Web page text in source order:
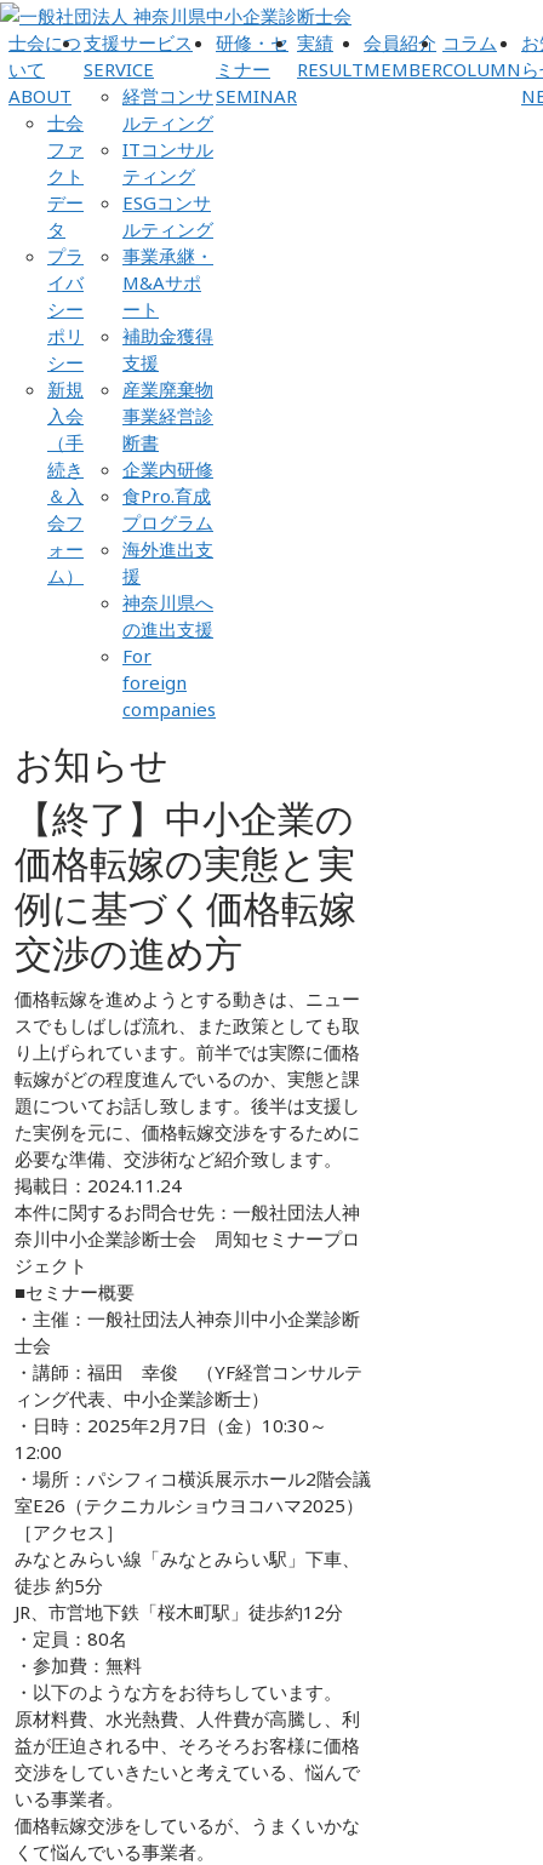
士会につ
いて
ABOUT
士会
ファ
クト
デー
タ
プラ
イバ
シー
ポリ
シー
新規
入会
（手
続き
＆入
会フ
ォー
ム）
支援サービス
SERVICE
経営コンサ
ルティング
ITコンサル
ティング
ESGコンサ
ルティング
事業承継・
M&Aサポ
ート
補助金獲得
支援
産業廃棄物
事業経営診
断書
企業内研修
食Pro.育成
プログラム
海外進出支
援
神奈川県へ
の進出支援
For
foreign
companies
研修・セ
ミナー
SEMINAR
実績
RESULT
会員紹介
MEMBER
コラム
COLUMN
お知らせ
【終了】中小企業の
価格転嫁の実態と実
例に基づく価格転嫁
交渉の進め方
価格転嫁を進めようとする動きは、ニュー
スでもしばしば流れ、また政策としても取
り上げられています。前半では実際に価格
転嫁がどの程度進んでいるのか、実態と課
題についてお話し致します。後半は支援し
た実例を元に、価格転嫁交渉をするために
必要な準備、交渉術など紹介致します。
掲載日： 2024.11.24
本件に関するお問合せ先：一般社団法人神
奈川中小企業診断士会 周知セミナープロ
ジェクト
■セミナー概要
・主催：一般社団法人神奈川中小企業診断
士会
・講師：福田 幸俊 （YF経営コンサルテ
ィング代表、中小企業診断士）
・日時：2025年2月7日（金）10:30～
12:00
・場所：パシフィコ横浜展示ホール2階会議
室E26（テクニカルショウヨコハマ2025）
［アクセス］
みなとみらい線「みなとみらい駅」下車、
徒歩 約5分
JR、市営地下鉄「桜木町駅」徒歩約12分
・定員：80名
・参加費：無料
・以下のような方をお待ちしています。
原材料費、水光熱費、人件費が高騰し、利
益が圧迫される中、そろそろお客様に価格
交渉をしていきたいと考えている、悩んで
いる事業者。
価格転嫁交渉をしているが、うまくいかな
くて悩んでいる事業者。